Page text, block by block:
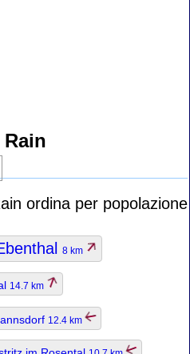
Rain
ordina per popolazione
8 km
14.7 km
12.4 km